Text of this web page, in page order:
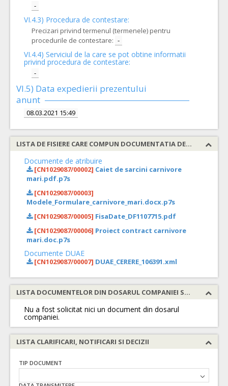
-
VI.4.3) Procedura de contestare:
Precizari privind termenul (termenele) pentru
procedurile de contestare: -
VI.4.4) Serviciul de la care se pot obtine informatii
privind procedura de contestare:
-
VI.5) Data expedierii prezentului
anunt
08.03.2021 15:49
LISTA DE FISIERE CARE COMPUN DOCUMENTATIA DE ATRIBUIRE
Documente de atribuire
[CN1029087/00002] Caiet de sarcini carnivore
mari.pdf.p7s
[CN1029087/00003]
Modele_Formulare_carnivore_mari.docx.p7s
[CN1029087/00005] FisaDate_DF1107715.pdf
[CN1029087/00006] Proiect contract carnivore
mari.doc.p7s
Documente DUAE
[CN1029087/00007] DUAE_CERERE_106391.xml
LISTA DOCUMENTELOR DIN DOSARUL COMPANIEI SOLICITATE
Nu a fost solicitat nici un document din dosarul
companiei.
LISTA CLARIFICARI, NOTIFICARI SI DECIZII
TIP DOCUMENT